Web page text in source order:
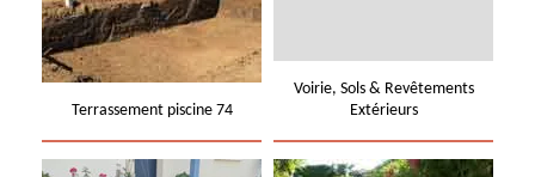
Terrassement piscine 74
Voirie, Sols & Revêtements
Extérieurs